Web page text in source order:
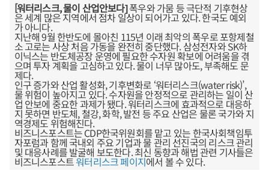
[워터리스크, 물이 산업안보다]폭우와 가뭄 등 극단적 기후현상
은 세계 많은 지역에서 점차 일상이 되어가고 있다. 한국도 예외
가 아니다.
지난해 9월 한반도에 몰아친 115년 이래 최악의 폭우로 포항제철
소 고로는 사상 처음 가동을 완전히 중단했다. 삼성전자와 SK하
이닉스는 반도체공장 운영에 필요한 수자원 확보에 어려움을 겪
으며 투자 계획을 고심하고 있다. 물이 너무 많아도, 부족해도 문
제다.
인구 증가와 산업 활성화, 기후변화로 ‘워터리스크(water risk)’,
물 위험이 높아지고 있다. 수자원을 안정적으로 관리하는 일이 산
업 안보에 중요한 과제가 됐다. 워터리스크에 효과적으로 대응하
지 못하면 반도체, 철강, 화학, 발전 등 주요 산업은 물론 국가와 지
역경제도 위험해진다.
비즈니스포스트는 CDP한국위원회를 맡고 있는 한국사회책임투
자포럼과 함께 국내외 주요 기업과 물 관리 선진국의 리스크 관리
및 대응사례를 발굴해 보도한다. 최신 동향과 해법 관련 기사들은
비즈니스포스트워터리스크 페이지에서 볼 수 있다.